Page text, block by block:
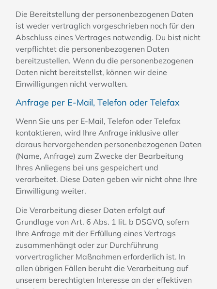
Die Bereitstellung der personenbezogenen Daten
ist weder vertraglich vorgeschrieben noch für den
Abschluss eines Vertrages notwendig. Du bist nicht
verpflichtet die personenbezogenen Daten
bereitzustellen. Wenn du die personenbezogenen
Daten nicht bereitstellst, können wir deine
Einwilligungen nicht verwalten.
Anfrage per E-Mail, Telefon oder Telefax
Wenn Sie uns per E-Mail, Telefon oder Telefax
kontaktieren, wird Ihre Anfrage inklusive aller
daraus hervorgehenden personenbezogenen Daten
(Name, Anfrage) zum Zwecke der Bearbeitung
Ihres Anliegens bei uns gespeichert und
verarbeitet. Diese Daten geben wir nicht ohne Ihre
Einwilligung weiter.
Die Verarbeitung dieser Daten erfolgt auf
Grundlage von Art. 6 Abs. 1 lit. b DSGVO, sofern
Ihre Anfrage mit der Erfüllung eines Vertrags
zusammenhängt oder zur Durchführung
vorvertraglicher Maßnahmen erforderlich ist. In
allen übrigen Fällen beruht die Verarbeitung auf
unserem berechtigten Interesse an der effektiven